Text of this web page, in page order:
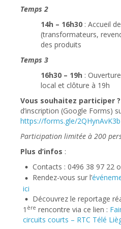
Temps 2
14h – 16h30 : Accueil
(transformateurs,
des produits
Temps 3
16h30 – 19h :
local et clôture à 19h
Vous souhaitez participer ?
d’inscription (Google Forms)
https://forms.gle/
Participation limitée à 200
Plus d’infos :
Contacts : 0496 38 97 22
Rendez-vous sur l’
ici
Découvrez le reportage
1 ère rencontre via ce lien :
circuits courts – RTC Télé